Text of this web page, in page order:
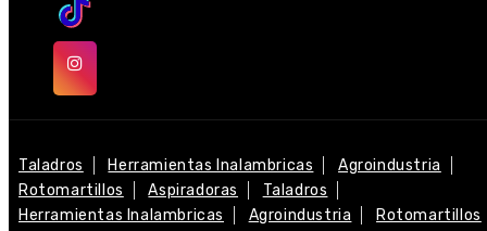
Taladros Herramientas Inalambricas
Agroindustria
Rotomartillos
Aspiradoras
Taladros
Herramientas Inalambricas
Agroindustria
Rotomartillos